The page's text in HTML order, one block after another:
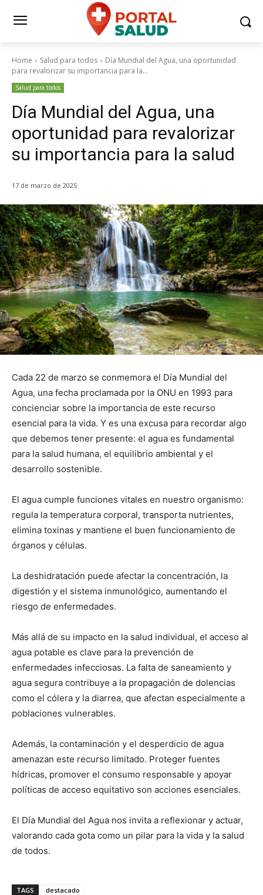
Home Salud para todos
Día Mundial del Agua, una oportunidad
para revalorizar su importancia para la...
Salud para todos
Día Mundial del Agua, una
oportunidad para revalorizar
su importancia para la salud
17 de marzo de 2025
Cada 22 de marzo se conmemora el Día Mundial del
Agua, una fecha proclamada por la ONU en 1993 para
concienciar sobre la importancia de este recurso
esencial para la vida. Y es una excusa para recordar algo
que debemos tener presente: el agua es fundamental
para la salud humana, el equilibrio ambiental y el
desarrollo sostenible.
El agua cumple funciones vitales en nuestro organismo:
regula la temperatura corporal, transporta nutrientes,
elimina toxinas y mantiene el buen funcionamiento de
órganos y células.
La deshidratación puede afectar la concentración, la
digestión y el sistema inmunológico, aumentando el
riesgo de enfermedades.
Más allá de su impacto en la salud individual, el acceso al
agua potable es clave para la prevención de
enfermedades infecciosas. La falta de saneamiento y
agua segura contribuye a la propagación de dolencias
como el cólera y la diarrea, que afectan especialmente a
poblaciones vulnerables.
Además, la contaminación y el desperdicio de agua
amenazan este recurso limitado. Proteger fuentes
hídricas, promover el consumo responsable y apoyar
políticas de acceso equitativo son acciones esenciales.
El Día Mundial del Agua nos invita a reflexionar y actuar,
valorando cada gota como un pilar para la vida y la salud
de todos.
TAGS destacado